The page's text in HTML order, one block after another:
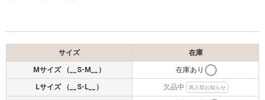
サイズ 在庫
Mサイズ （__S-M__） 在庫あり
Lサイズ （__S-L__） 欠品中 再入荷お知らせ